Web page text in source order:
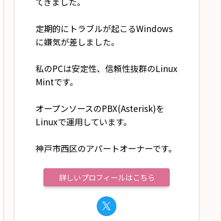
定期的にトラブルが起こるWindows
に嫌気が差しました。
私のPCは安定性、信頼性抜群のLinux
Mintです。
オープンソースのPBX(Asterisk)を
Linuxで運用しています。
神戸市西区のアパートオーナーです。
詳しいプロフィールはこちら